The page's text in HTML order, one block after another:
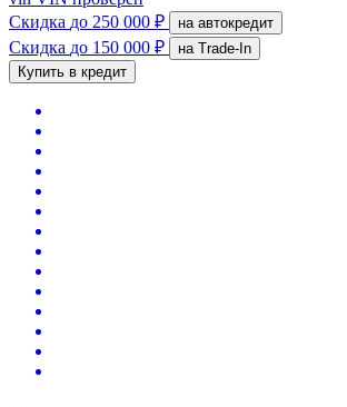
Скидка до 250 000 ₽ на автокредит
Скидка до 150 000 ₽
на Trade-In
Купить в кредит